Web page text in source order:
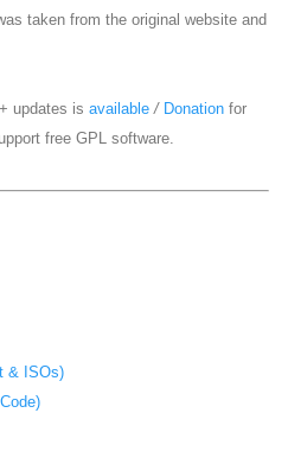
taken from the original website and
updates is available / Donation for
free GPL software.
& ISOs)